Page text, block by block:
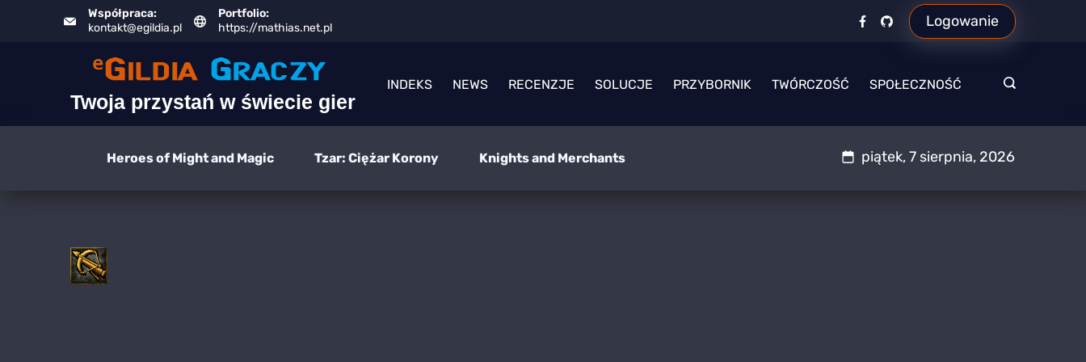
Współpraca:
kontakt@egildia.pl
Portfolio:
https://mathias.net.pl
Logowanie
Twoja przystań w świecie gier
INDEKS NEWS RECENZJE SOLUCJE PRZYBORNIK TWÓRCZOŚĆ SPOŁECZNOŚĆ
Heroes of Might and Magic Tzar: Ciężar Korony Knights and Merchants piątek, 7 sierpnia, 2026